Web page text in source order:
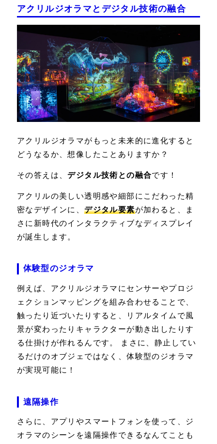
アクリルジオラマとデジタル技術の融合
アクリルジオラマがもっと未来的に進化すると
どうなるか、想像したことありますか？
その答えは、デジタル技術との融合です！
アクリルの美しい透明感や細部にこだわった精
密なデザインに、デジタル要素が加わると、ま
さに新時代のインタラクティブなディスプレイ
が誕生します。
体験型のジオラマ
例えば、アクリルジオラマにセンサーやプロジ
ェクションマッピングを組み合わせることで、
触ったり近づいたりすると、リアルタイムで風
景が変わったりキャラクターが動き出したりす
る仕掛けが作れるんです。 まさに、静止してい
るだけのオブジェではなく、体験型のジオラマ
が実現可能に！
遠隔操作
さらに、アプリやスマートフォンを使って、ジ
オラマのシーンを遠隔操作できるなんてことも